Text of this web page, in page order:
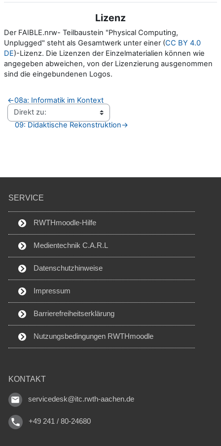
Lizenz
Der FAIBLE.nrw- Teilbaustein "Physical Computing,
Unplugged" steht als Gesamtwerk unter einer (CC BY 4.0
DE)-Lizenz. Die Lizenzen der Einzelmaterialien können wie
angegeben abweichen, von der Lizenzierung ausgenommen
sind die eingebundenen Logos.
←08a: Informatik im Kontext
→
09: Didaktische Rekonstruktion
SERVICE
RWTHmoodle-Hilfe
Medientechnik C.A.R.L
Datenschutzhinweise
Impressum
Barrierefreiheitserklärung
Nutzungsbedingungen RWTHmoodle
KONTAKT
servicedesk@itc.rwth-aachen.de
+49 241 / 80-24680